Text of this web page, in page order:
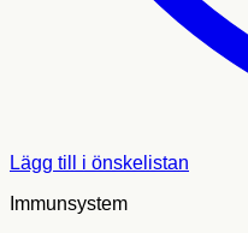
Lägg till i önskelistan
Immunsystem